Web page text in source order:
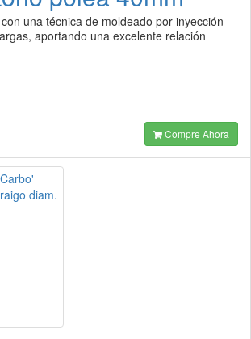
una técnica de moldeado por inyección
aportando una excelente relación
Compre Ahora